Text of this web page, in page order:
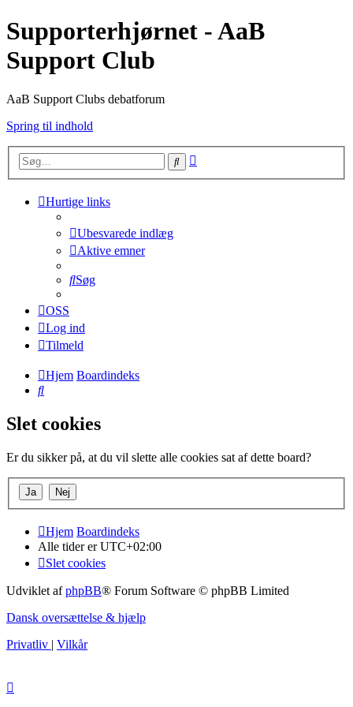
Supporterhjørnet - AaB
Support Club
AaB Support Clubs debatforum
Spring til indhold
Søg
Hurtige links
Ubesvarede indlæg
Aktive emner
Søg
OSS
Log ind
Tilmeld
Hjem Boardindeks
Søg
Slet cookies
Er du sikker på, at du vil slette alle cookies sat af dette board?
Hjem Boardindeks
Alle tider erUTC+02:00
Slet cookies
Udviklet afphpBB® Forum Software © phpBB Limited
Dansk oversættelse & hjælp
Privatliv | Vilkår